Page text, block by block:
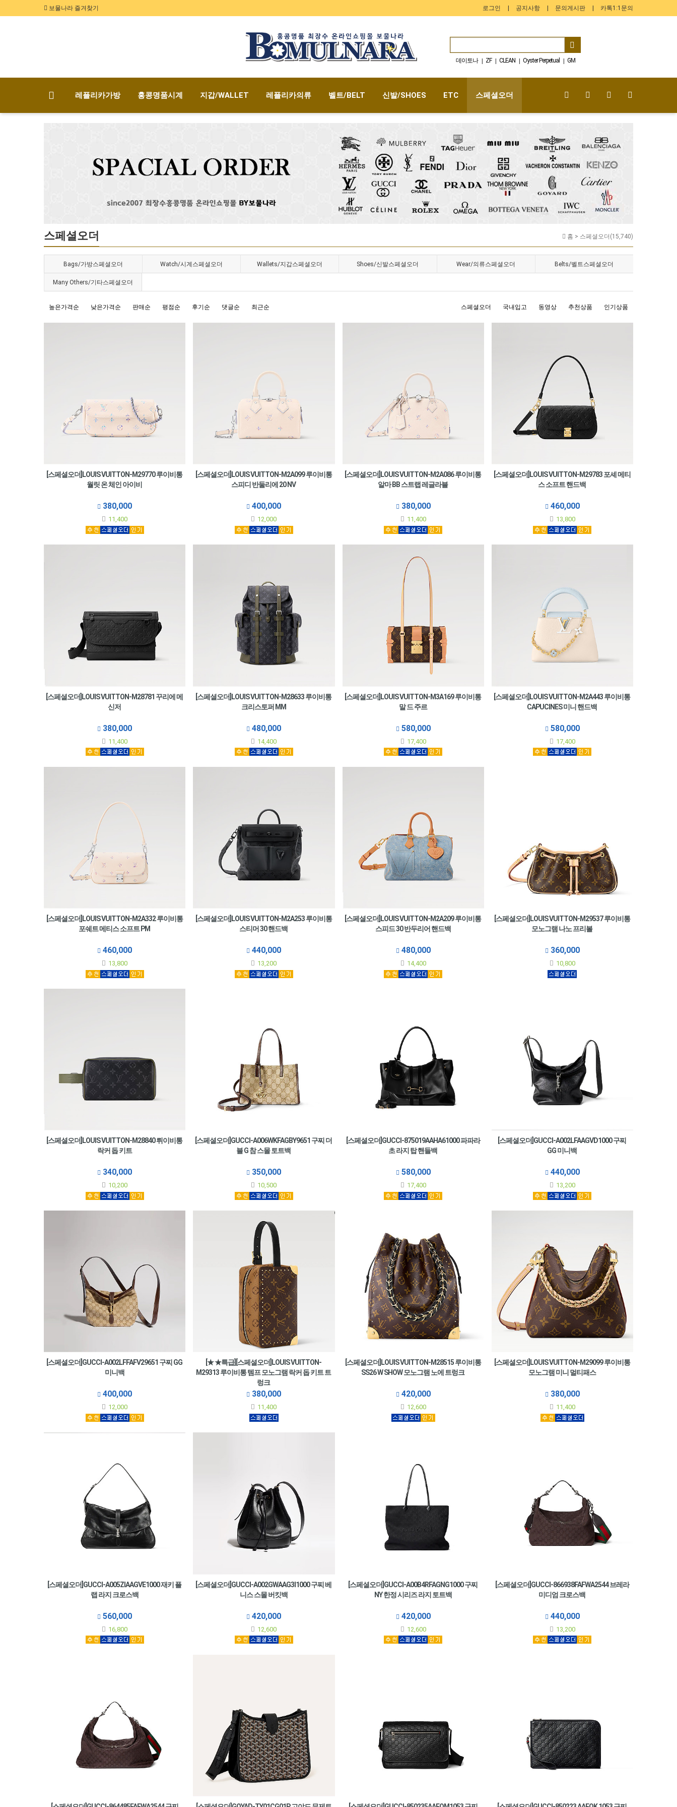
보물나라 즐겨찾기 로그인 공지사항 문의게시판 카톡1:1문의
데이토나 | ZF | CLEAN | Oyster Perpetual | GM
레플리카가방 홍콩명품시계 지갑/WALLET 레플리카의류 벨트/BELT 신발/SHOES ETC 스페셜오더
홈 > 스페셜오더(15,740)
스페셜오더
Bags/가방스페셜오더 Watch/시계스페셜오더 Wallets/지갑스페셜오더 Shoes/신발스페셜오더 Wear/의류스페셜오더 Belts/벨트스페셜오더
Many Others/기타스페셜오더
높은가격순 낮은가격순 판매순 평점순 후기순 댓글순 최근순 스페셜오더 국내입고 동영상 추천상품 인기상품
[스페셜오더]LOUIS VUITTON-M29770 루이비통
월릿 온 체인 아이비
380,000
11,400
[스페셜오더]LOUIS VUITTON-M2A099 루이비통
스피디 반둘리에 20 NV
400,000
12,000
[스페셜오더]LOUIS VUITTON-M2A086 루이비통
알마 BB 스트랩 레글라블
380,000
11,400
[스페셜오더]LOUIS VUITTON-M29783 포셰 메티
스 소프트 핸드백
460,000
13,800
[스페셜오더]LOUIS VUITTON-M28781 꾸리에 메
신저
380,000
11,400
[스페셜오더]LOUIS VUITTON-M28633 루이비통
크리스토퍼 MM
480,000
14,400
[스페셜오더]LOUIS VUITTON-M3A169 루이비통
말 드 주르
580,000
17,400
[스페셜오더]LOUIS VUITTON-M2A443 루이비통
CAPUCINES 미니 핸드백
580,000
17,400
[스페셜오더]LOUIS VUITTON-M2A332 루이비통
포쉐트 메티스 소프트 PM
460,000
13,800
[스페셜오더]LOUIS VUITTON-M2A253 루이비통
스티머 30 핸드백
440,000
13,200
[스페셜오더]LOUIS VUITTON-M2A209 루이비통
스피드 30 반두리어 핸드백
480,000
14,400
[스페셜오더]LOUIS VUITTON-M29537 루이비통
모노그램 나노 프리볼
360,000
10,800
[스페셜오더]LOUIS VUITTON-M28840 뤼이비통
락커 돕 키트
340,000
10,200
[스페셜오더]GUCCI-A006WKFAGBY9651 구찌 더
블 G 참 스몰 토트백
350,000
10,500
[스페셜오더]GUCCI-875019AAHA61000 파파라
초 라지 탑 핸들백
580,000
17,400
[스페셜오더]GUCCI-A002LFAAGVD1000 구찌
GG 미니백
440,000
13,200
[스페셜오더]GUCCI-‎A002LFFAFV29651 구찌 GG
미니백
400,000
12,000
[★ ★특급][스페셜오더]LOUIS VUITTON-
M29313 루이비통 템프 모노그램 락커 돕 키트 트
렁크
380,000
11,400
[스페셜오더]LOUIS VUITTON-M28515 루이비통
SS26 W SHOW 모노그램 노에 트렁크
420,000
12,600
[스페셜오더]LOUIS VUITTON-M29099 루이비통
모노그램 미니 멀티패스
380,000
11,400
[스페셜오더]GUCCI-A005ZIAAGVE1000 재키 플
랩 라지 크로스백
560,000
16,800
[스페셜오더]GUCCI-A002GWAAG3I1000 구찌 베
니스 스몰 버킷백
420,000
12,600
[스페셜오더]GUCCI-A00B4RFAGNG1000 구찌
NY 한정 시리즈 라지 토트백
420,000
12,600
[스페셜오더]GUCCI-866938FAFWA2544 브레라
미디엄 크로스백
440,000
13,200